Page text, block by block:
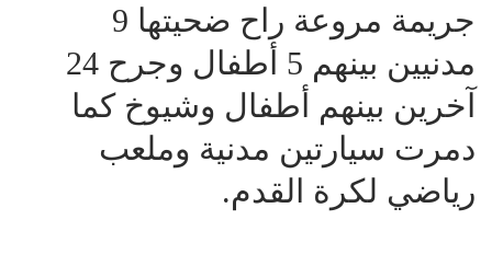
جريمة مروعة راح ضحيتها 9
مدنيين بينهم 5 أطفال وجرح 24
آخرين بينهم أطفال وشيوخ كما
دمرت سيارتين مدنية وملعب
رياضي لكرة القدم.